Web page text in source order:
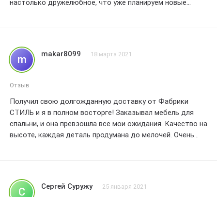
настолько дружелюбное, что уже планируем новые
m makar8099 18 марта 2021
Отзыв
Получил свою долгожданную доставку от Фабрики
СТИЛЬ и я в полном восторге! Заказывал мебель для
спальни, и она превзошла все мои ожидания. Качество на
высоте, каждая деталь продумана до мелочей. Очень
быстро и аккуратно, мебель пришла в идеальном
состоянии. Отдельное спасибо за вежливость и
С Сергей Суружу 25 января 2021